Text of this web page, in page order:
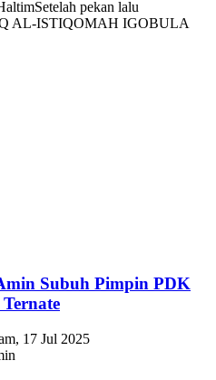
pekan lalu
AL-ISTIQOMAH IGOBULA
Subuh Pimpin PDK
17 Jul 2025